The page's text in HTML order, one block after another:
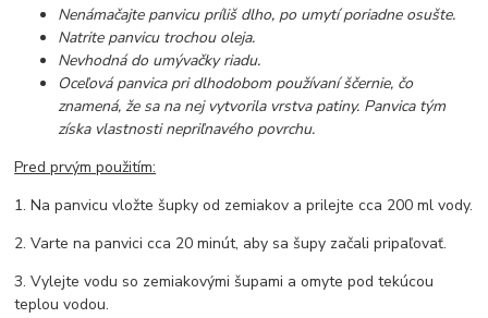
Nenámačajte panvicu príliš dlho, po umytí poriadne osušte.
Natrite panvicu trochou oleja.
Nevhodná do umývačky riadu.
Oceľová panvica pri dlhodobom používaní ščernie, čo
znamená, že sa na nej vytvorila vrstva patiny. Panvica tým
získa vlastnosti nepriľnavého povrchu.
Pred prvým použitím:
1. Na panvicu vložte šupky od zemiakov a prilejte cca 200 ml vody.
2. Varte na panvici cca 20 minút, aby sa šupy začali pripaľovať.
3. Vylejte vodu so zemiakovými šupami a omyte pod tekúcou
teplou vodou.